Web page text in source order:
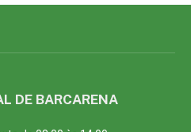
DE BARCARENA